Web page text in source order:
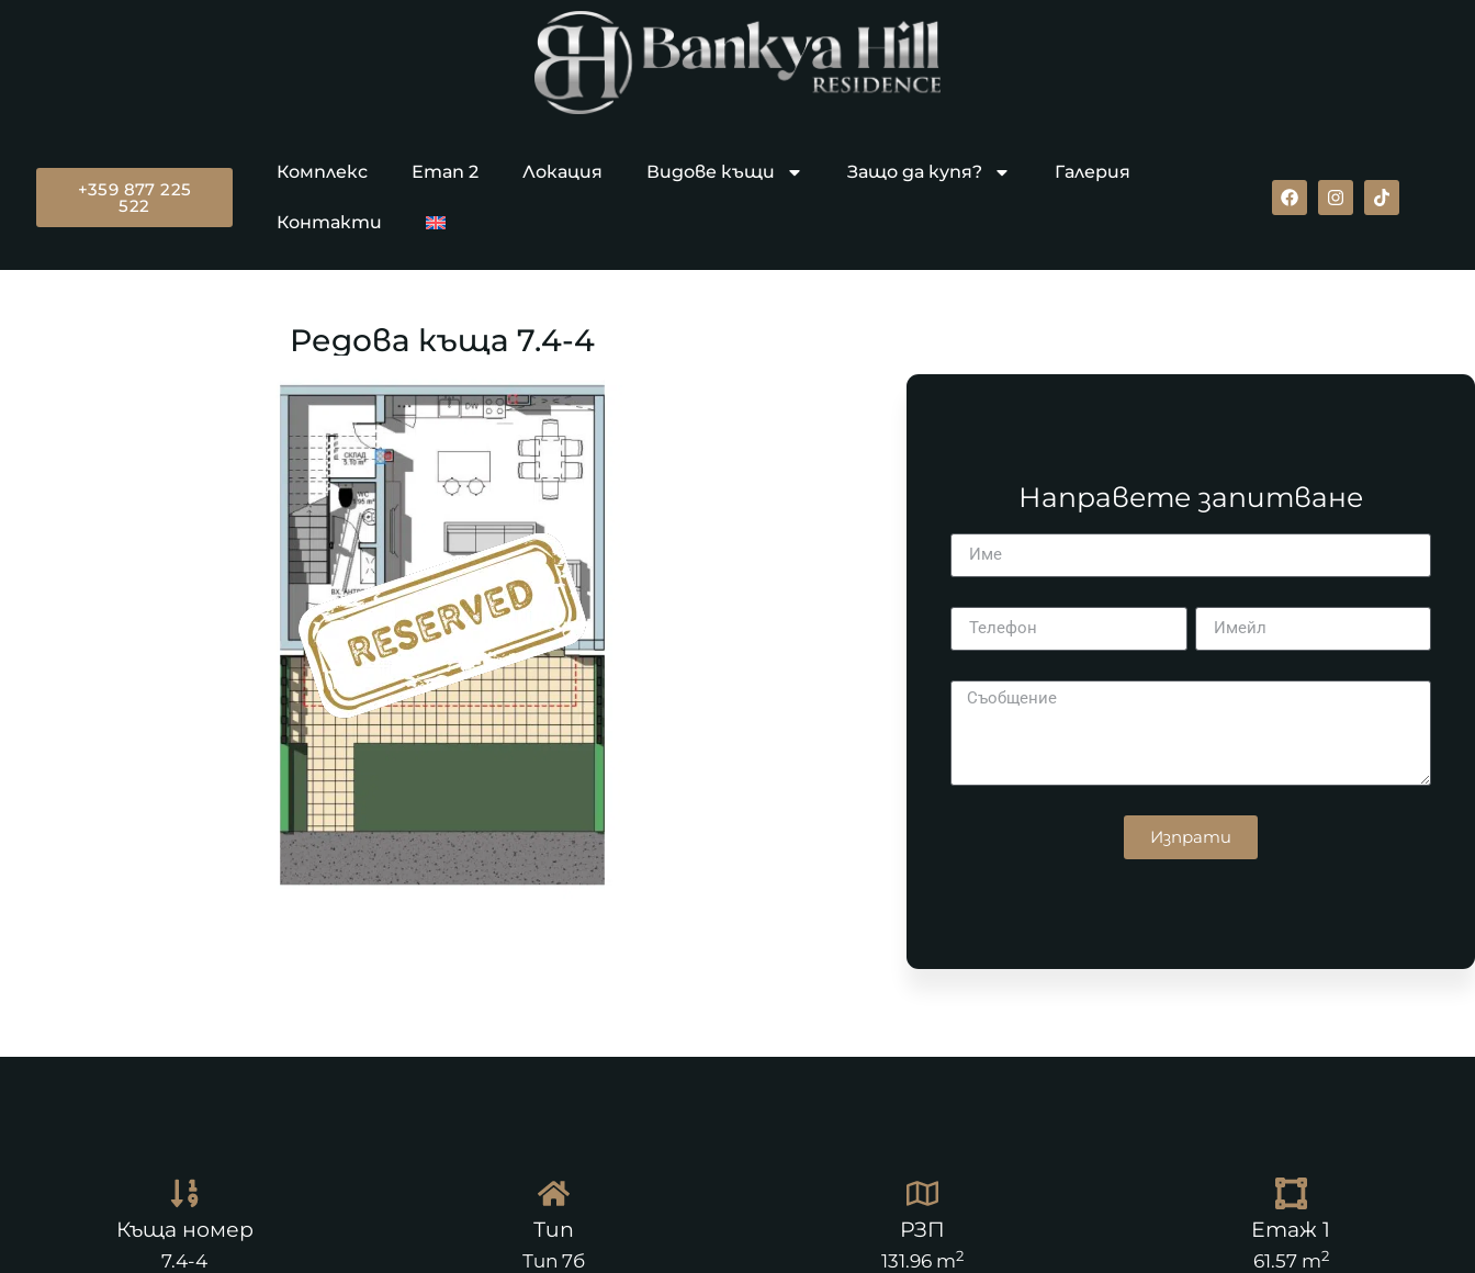
+359 877 225
522
Комплекс Етап 2 Локация Видове къщи Защо да купя? Галерия
Контакти
Редова къща 7.4-4
Направете запитване
Изпрати
Къща номер
7.4-4
Тип
Тип 7б
РЗП
131.96 m2
Етаж 1
61.57 m2